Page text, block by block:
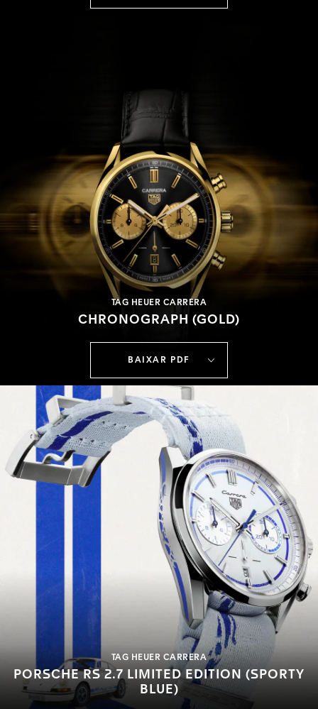
TAG HEUER CARRERA
CHRONOGRAPH (GOLD)
BAIXAR PDF
TAG HEUER CARRERA
PORSCHE RS 2.7 LIMITED EDITION (SPORTY
BLUE)